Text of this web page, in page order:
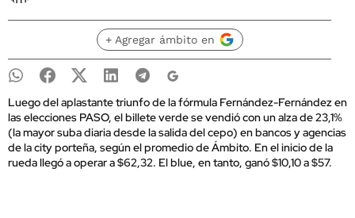
+ Agregar ámbito en
Luego del aplastante triunfo de la fórmula Fernández-Fernández en
las elecciones PASO, el billete verde se vendió con un alza de 23,1%
(la mayor suba diaria desde la salida del cepo) en bancos y agencias
de la city porteña, según el promedio de Ámbito. En el inicio de la
rueda llegó a operar a $62,32. El blue, en tanto, ganó $10,10 a $57.